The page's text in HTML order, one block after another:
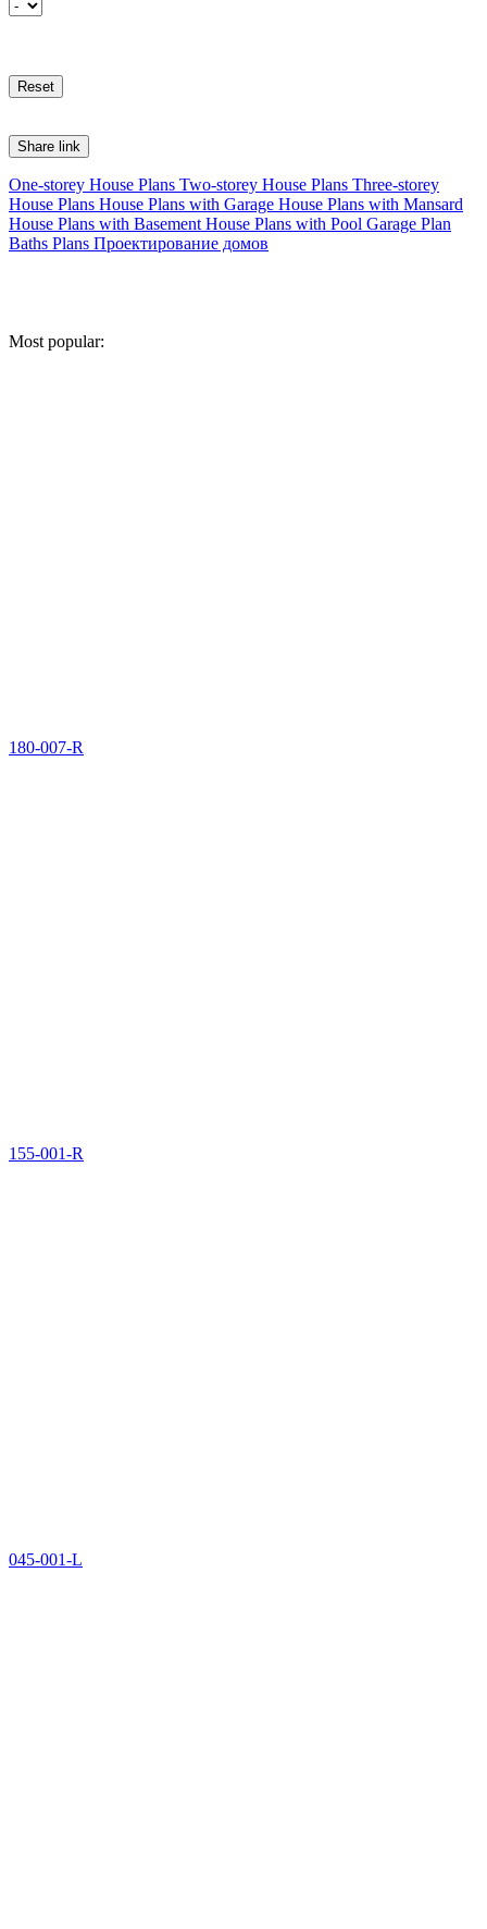
Share link
One-storey House Plans Two-storey House Plans Three-storey
House Plans House Plans with Garage House Plans with Mansard
House Plans with Basement House Plans with Pool Garage Plan
Baths Plans Проектирование домов
Most popular:
180-007-R
155-001-R
045-001-L